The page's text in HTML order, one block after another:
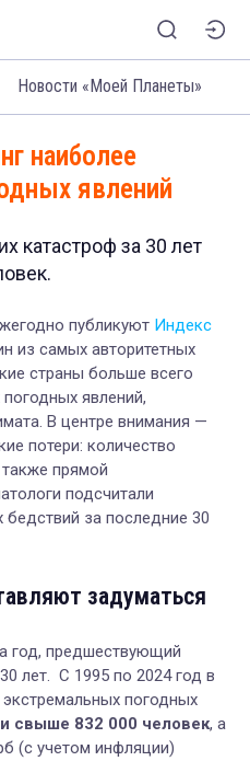
Новости «Моей Планеты»
наиболее
явлений
катастроф за 30 лет
публикуют Индекс
из самых авторитетных
страны больше всего
явлений,
В центре внимания —
потери: количество
прямой
подсчитали
бедствий за последние 30
задуматься
год, предшествующий
лет. С 1995 по 2024 год в
погодных
свыше 832 000 человек, а
(с учетом инфляции)